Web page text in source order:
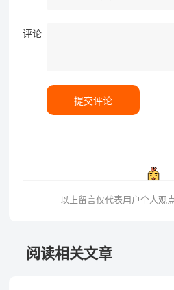
评论
提交评论
以上留言仅代表用户个人观
阅读相关文章